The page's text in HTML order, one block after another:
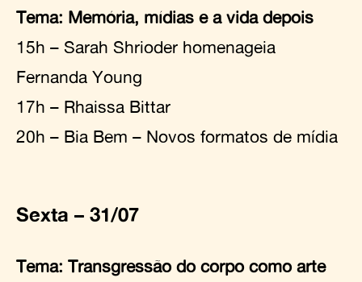
Tema: Memória, mídias e a vida depois
15h – Sarah Shrioder homenageia
Fernanda Young
17h – Rhaissa Bittar
20h – Bia Bem – Novos formatos de mídia
Sexta – 31/07
Tema: Transgressão do corpo como arte